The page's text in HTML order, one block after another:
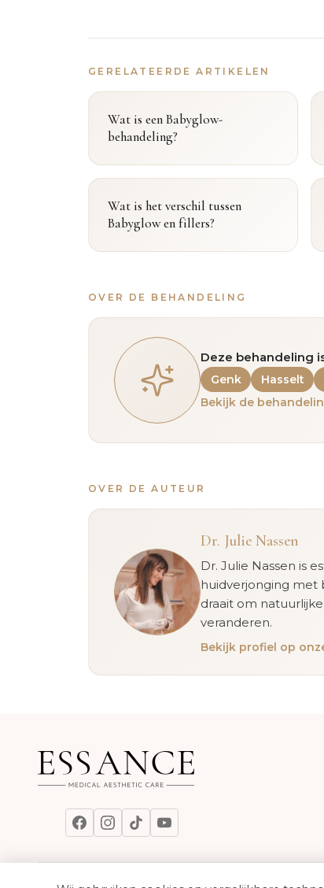
GERELATEERDE ARTIKELEN
Wat is een Babyglow-
behandeling?
Wat is het verschil tussen
Babyglow en fillers?
OVER DE BEHANDELING
Deze behandeling
Genk Hasselt
Bekijk de
OVER DE AUTEUR
Dr. Julie Nassen
Dr. Julie Nassen is
huidverjonging met
draait om
veranderen.
Bekijk profiel op